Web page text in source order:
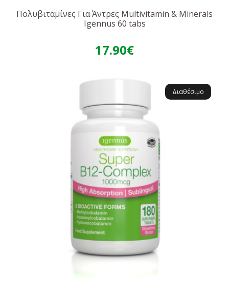
Πολυβιταμίνες Για Άντρες Multivitamin & Minerals
Igennus 60 tabs
17.90€
Διαθέσιμο